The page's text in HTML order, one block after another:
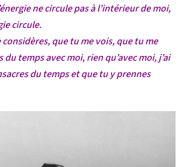
ne circule pas à l’intérieur de moi,
circule.
considères, que tu me vois, que tu me
du temps avec moi, rien qu’avec moi, j’ai
du temps et que tu y prennes